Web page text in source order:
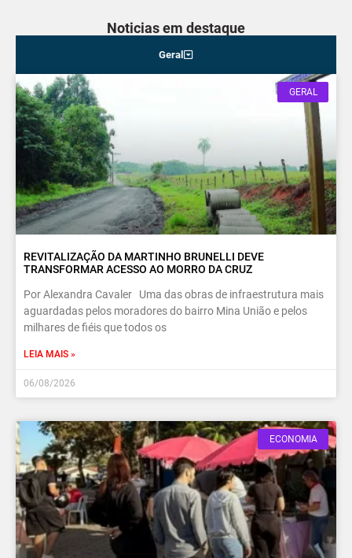
Noticias em destaque
Geral
GERAL
REVITALIZAÇÃO DA MARTINHO BRUNELLI DEVE
TRANSFORMAR ACESSO AO MORRO DA CRUZ
Por Alexandra Cavaler Uma das obras de infraestrutura mais
aguardadas pelos moradores do bairro Mina União e pelos
milhares de fiéis que todos os
LEIA MAIS »
06/08/2026
ECONOMIA